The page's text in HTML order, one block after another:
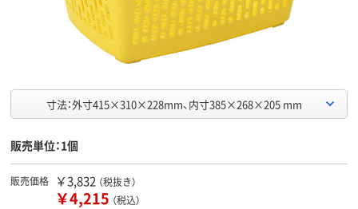
寸法：外寸415×310×228mm、内寸385×268×205 mm
販売単位：1個
販売価格 ￥3,832 （税抜き）
￥4,215 （税込）